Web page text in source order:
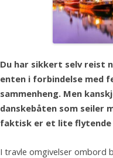
Du har sikkert selv reist
enten i forbindelse med
sammenheng. Men
danskebåten som seiler
faktisk er et lite flytende
I travle omgivelser ombord